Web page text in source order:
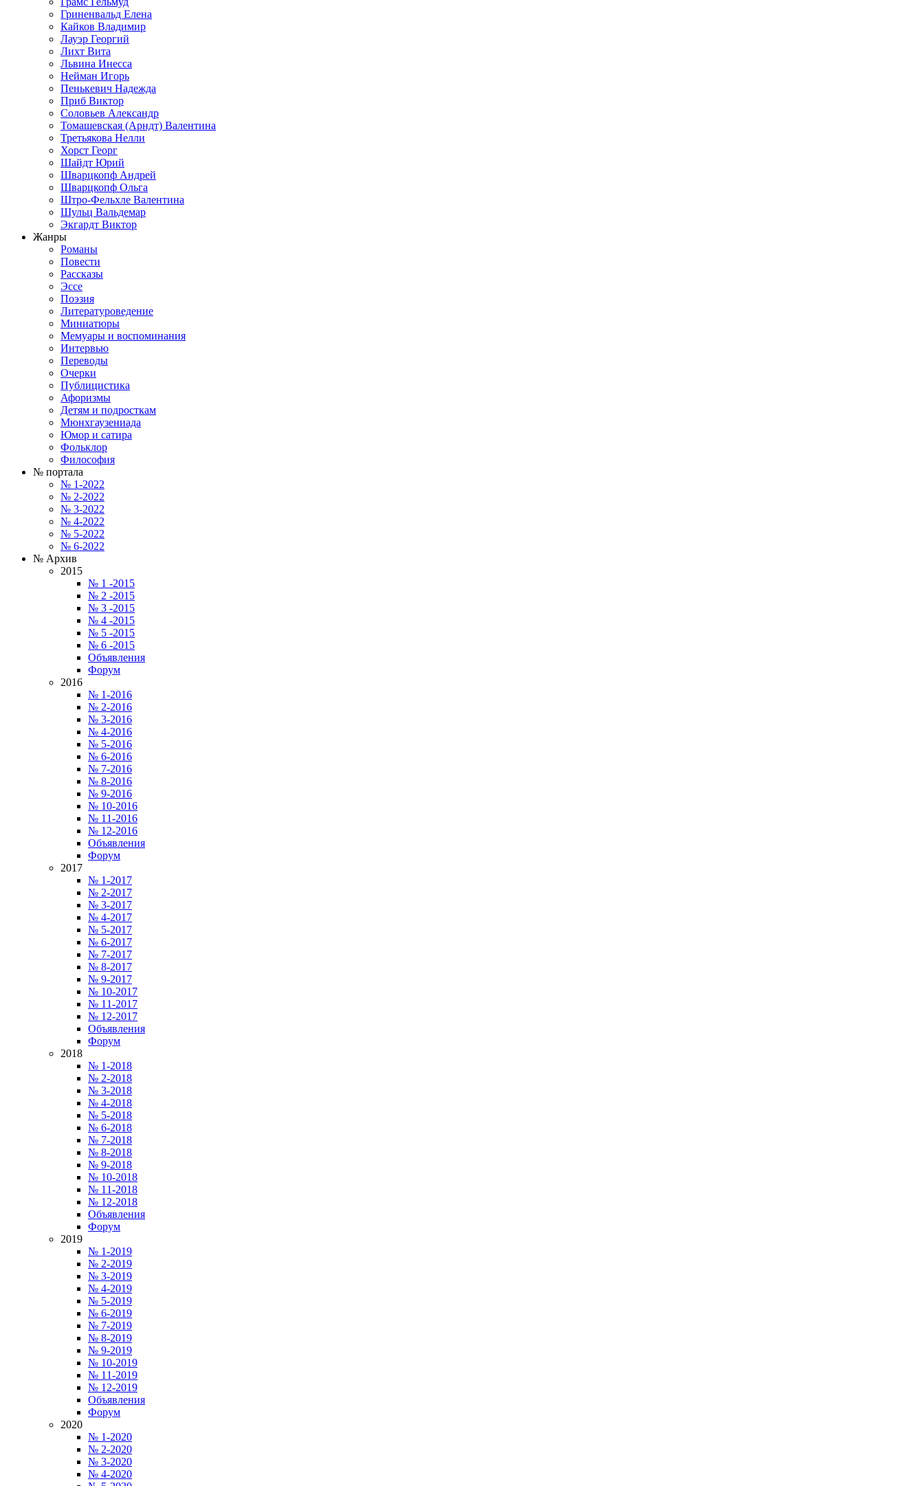
Гриненвальд Елена
Кайков Владимир
Лауэр Георгий
Лихт Вита
Львина Инесса
Нейман Игорь
Пенькевич Надежда
Приб Виктор
Соловьев Александр
Томашевская (Арндт) Валентина
Третьякова Нелли
Хорст Георг
Шайдт Юрий
Шварцкопф Андрей
Шварцкопф Ольга
Штро-Фельхле Валентина
Шульц Вальдемар
Экгардт Виктор
Жанры
Романы
Повести
Рассказы
Эссе
Поэзия
Литературоведение
Миниатюры
Мемуары и воспоминания
Интервью
Переводы
Очерки
Публицистика
Афоризмы
Детям и подросткам
Мюнхгаузениада
Юмор и сатира
Фольклор
Философия
№ портала
№ 1-2022
№ 2-2022
№ 3-2022
№ 4-2022
№ 5-2022
№ 6-2022
№ Архив
2015
№ 1 -2015
№ 2 -2015
№ 3 -2015
№ 4 -2015
№ 5 -2015
№ 6 -2015
Объявления
Форум
2016
№ 1-2016
№ 2-2016
№ 3-2016
№ 4-2016
№ 5-2016
№ 6-2016
№ 7-2016
№ 8-2016
№ 9-2016
№ 10-2016
№ 11-2016
№ 12-2016
Объявления
Форум
2017
№ 1-2017
№ 2-2017
№ 3-2017
№ 4-2017
№ 5-2017
№ 6-2017
№ 7-2017
№ 8-2017
№ 9-2017
№ 10-2017
№ 11-2017
№ 12-2017
Объявления
Форум
2018
№ 1-2018
№ 2-2018
№ 3-2018
№ 4-2018
№ 5-2018
№ 6-2018
№ 7-2018
№ 8-2018
№ 9-2018
№ 10-2018
№ 11-2018
№ 12-2018
Объявления
Форум
2019
№ 1-2019
№ 2-2019
№ 3-2019
№ 4-2019
№ 5-2019
№ 6-2019
№ 7-2019
№ 8-2019
№ 9-2019
№ 10-2019
№ 11-2019
№ 12-2019
Объявления
Форум
2020
№ 1-2020
№ 2-2020
№ 3-2020
№ 4-2020